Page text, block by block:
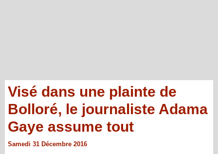
Visé dans une plainte de
Bolloré, le journaliste Adama
Gaye assume tout
Samedi 31 Décembre 2016